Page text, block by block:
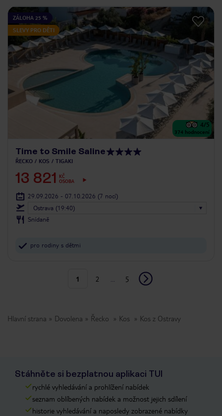
ZÁLOHA 25 %
SLEVY PRO DĚTI
4/5
374 hodnocení
Time to Smile Saline
ŘECKO KOS TIGAKI
13 821
KČ
OSOBA
29.09.2026 - 07.10.2026 (7 nocí)
Ostrava (19:40)
Snídaně
pro rodiny s dětmi
1 2 5
Hlavní strana Dovolena Řecko Kos Kos z Ostravy
Stáhněte si bezplatnou aplikaci TUI
rychlé vyhledávání a prohlížení nabídek
seznam oblíbených nabídek a možnost jejich sdílení
historie vyhledávání a naposledy zobrazené nabídky